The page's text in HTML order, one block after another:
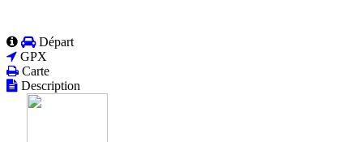
Départ
GPX
Carte
Description